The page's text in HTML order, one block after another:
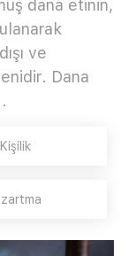
dana etinin,
ve
Dana